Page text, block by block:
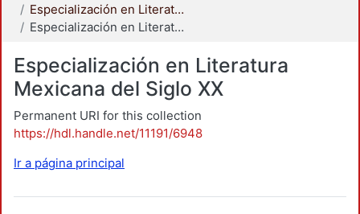
Especialización en Literatura Mexicana del Siglo XX
Especialización en Literatura Mexicana del Siglo XX
Especialización en Literatura
Mexicana del Siglo XX
Permanent URI for this collection
https://hdl.handle.net/11191/6948
Ir a página principal